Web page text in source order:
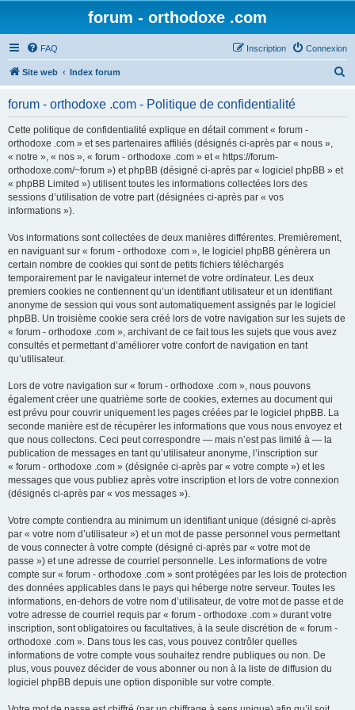
forum - orthodoxe .com
FAQ Connexion
Inscription
Site web Index forum
forum - orthodoxe .com - Politique de confidentialité
Cette politique de confidentialité explique en détail comment « forum -
orthodoxe .com » et ses partenaires affiliés (désignés ci-après par « nous »,
« notre », « nos », « forum - orthodoxe .com » et « https://forum-
orthodoxe.com/~forum ») et phpBB (désigné ci-après par « logiciel phpBB » et
« phpBB Limited ») utilisent toutes les informations collectées lors des
sessions d’utilisation de votre part (désignées ci-après par « vos
informations »).
Vos informations sont collectées de deux manières différentes. Premièrement,
en naviguant sur « forum - orthodoxe .com », le logiciel phpBB génèrera un
certain nombre de cookies qui sont de petits fichiers téléchargés
temporairement par le navigateur internet de votre ordinateur. Les deux
premiers cookies ne contiennent qu’un identifiant utilisateur et un identifiant
anonyme de session qui vous sont automatiquement assignés par le logiciel
phpBB. Un troisième cookie sera créé lors de votre navigation sur les sujets de
« forum - orthodoxe .com », archivant de ce fait tous les sujets que vous avez
consultés et permettant d’améliorer votre confort de navigation en tant
qu’utilisateur.
Lors de votre navigation sur « forum - orthodoxe .com », nous pouvons
également créer une quatrième sorte de cookies, externes au document qui
est prévu pour couvrir uniquement les pages créées par le logiciel phpBB. La
seconde manière est de récupérer les informations que vous nous envoyez et
que nous collectons. Ceci peut correspondre — mais n’est pas limité à — la
publication de messages en tant qu’utilisateur anonyme, l’inscription sur
« forum - orthodoxe .com » (désignée ci-après par « votre compte ») et les
messages que vous publiez après votre inscription et lors de votre connexion
(désignés ci-après par « vos messages »).
Votre compte contiendra au minimum un identifiant unique (désigné ci-après
par « votre nom d’utilisateur ») et un mot de passe personnel vous permettant
de vous connecter à votre compte (désigné ci-après par « votre mot de
passe ») et une adresse de courriel personnelle. Les informations de votre
compte sur « forum - orthodoxe .com » sont protégées par les lois de protection
des données applicables dans le pays qui héberge notre serveur. Toutes les
informations, en-dehors de votre nom d’utilisateur, de votre mot de passe et de
votre adresse de courriel requis par « forum - orthodoxe .com » durant votre
inscription, sont obligatoires ou facultatives, à la seule discrétion de « forum -
orthodoxe .com ». Dans tous les cas, vous pouvez contrôler quelles
informations de votre compte vous souhaitez rendre publiques ou non. De
plus, vous pouvez décider de vous abonner ou non à la liste de diffusion du
logiciel phpBB depuis une option disponible sur votre compte.